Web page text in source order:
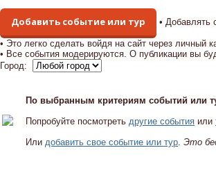
Добавить событие или тур • Добавлять
• Это легко сделать войдя на сайт через личный
• Все события модерируются. О публикации вы
Город:
По выбранным критериям событий или
Попробуйте посмотреть другие события или
Или добавить свое событие или тур Это